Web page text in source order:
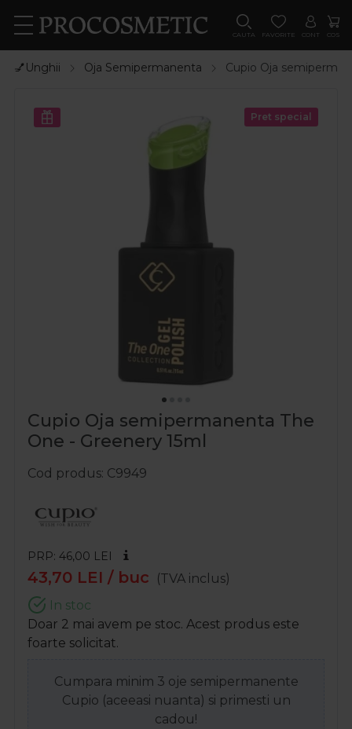
CAUTA FAVORITE CONT COS
💅Unghii Oja Semipermanenta Cupio Oja
Pret special
Cupio Oja semipermanenta The
One - Greenery 15ml
Cod produs C9949
PRP: 46,00 LEI
43,70 LEI / buc
(TVA inclus)
In stoc
Doar 2 mai avem pe stoc. Acest produs este
foarte solicitat.
Cumpara minim 3 oje semipermanente
Cupio (aceeasi nuanta) si primesti un
cadou!